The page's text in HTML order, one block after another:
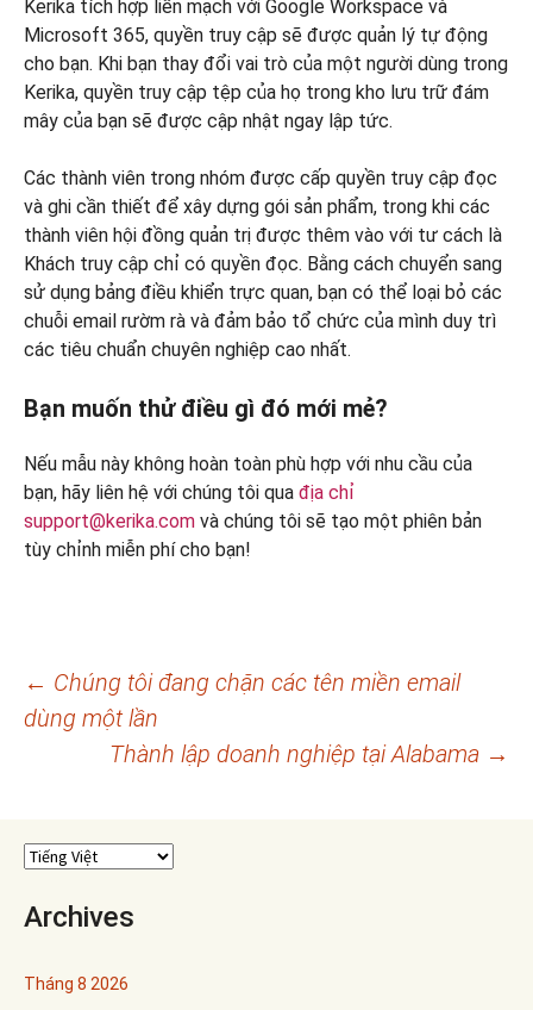
Kerika tích hợp liền mạch với Google Workspace và
Microsoft 365, quyền truy cập sẽ được quản lý tự động
cho bạn. Khi bạn thay đổi vai trò của một người dùng trong
Kerika, quyền truy cập tệp của họ trong kho lưu trữ đám
mây của bạn sẽ được cập nhật ngay lập tức.
Các thành viên trong nhóm được cấp quyền truy cập đọc
và ghi cần thiết để xây dựng gói sản phẩm, trong khi các
thành viên hội đồng quản trị được thêm vào với tư cách là
Khách truy cập chỉ có quyền đọc. Bằng cách chuyển sang
sử dụng bảng điều khiển trực quan, bạn có thể loại bỏ các
chuỗi email rườm rà và đảm bảo tổ chức của mình duy trì
các tiêu chuẩn chuyên nghiệp cao nhất.
Bạn muốn thử điều gì đó mới mẻ?
Nếu mẫu này không hoàn toàn phù hợp với nhu cầu của
bạn, hãy liên hệ với chúng tôi qua địa chỉ
support@kerika.com và chúng tôi sẽ tạo một phiên bản
tùy chỉnh miễn phí cho bạn!
Điều
hướng
viết
← Chúng tôi đang chặn các tên miền email
dùng một lần
Thành lập doanh nghiệp tại Alabama →
Archives
Tháng 8 2026